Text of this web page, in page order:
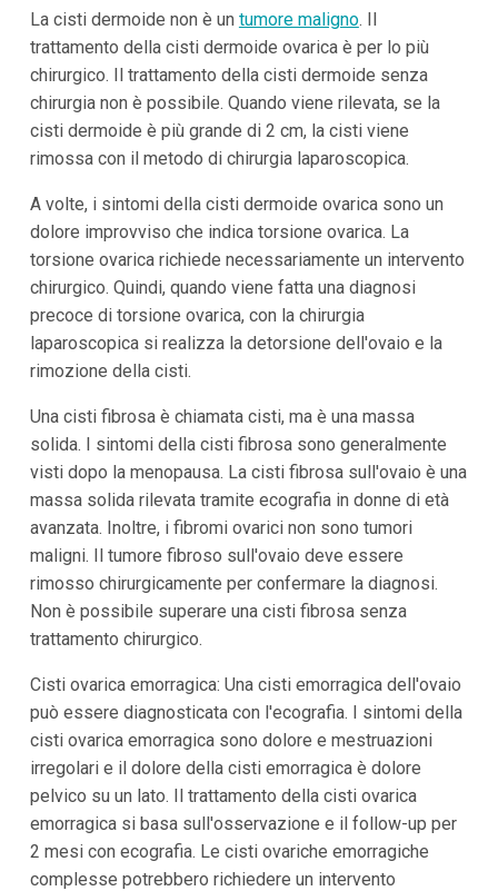
La cisti dermoide non è un tumore maligno. Il
trattamento della cisti dermoide ovarica è per lo più
chirurgico. Il trattamento della cisti dermoide senza
chirurgia non è possibile. Quando viene rilevata, se la
cisti dermoide è più grande di 2 cm, la cisti viene
rimossa con il metodo di chirurgia laparoscopica.
A volte, i sintomi della cisti dermoide ovarica sono un
dolore improvviso che indica torsione ovarica. La
torsione ovarica richiede necessariamente un intervento
chirurgico. Quindi, quando viene fatta una diagnosi
precoce di torsione ovarica, con la chirurgia
laparoscopica si realizza la detorsione dell'ovaio e la
rimozione della cisti.
Una cisti fibrosa è chiamata cisti, ma è una massa
solida. I sintomi della cisti fibrosa sono generalmente
visti dopo la menopausa. La cisti fibrosa sull'ovaio è una
massa solida rilevata tramite ecografia in donne di età
avanzata. Inoltre, i fibromi ovarici non sono tumori
maligni. Il tumore fibroso sull'ovaio deve essere
rimosso chirurgicamente per confermare la diagnosi.
Non è possibile superare una cisti fibrosa senza
trattamento chirurgico.
Cisti ovarica emorragica: Una cisti emorragica dell'ovaio
può essere diagnosticata con l'ecografia. I sintomi della
cisti ovarica emorragica sono dolore e mestruazioni
irregolari e il dolore della cisti emorragica è dolore
pelvico su un lato. Il trattamento della cisti ovarica
emorragica si basa sull'osservazione e il follow-up per
2 mesi con ecografia. Le cisti ovariche emorragiche
complesse potrebbero richiedere un intervento